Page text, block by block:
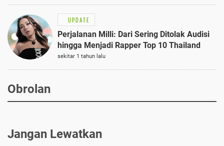
UPDATE
Perjalanan Milli: Dari Sering Ditolak Audisi
hingga Menjadi Rapper Top 10 Thailand
sekitar 1 tahun lalu
Obrolan
Jangan Lewatkan